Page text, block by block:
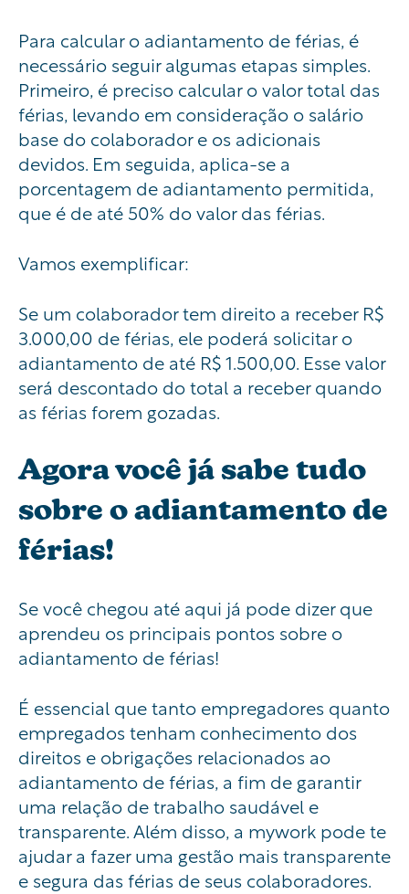
Para calcular o adiantamento de férias, é
necessário seguir algumas etapas simples.
Primeiro, é preciso calcular o valor total das
férias, levando em consideração o salário
base do colaborador e os adicionais
devidos. Em seguida, aplica-se a
porcentagem de adiantamento permitida,
que é de até 50% do valor das férias.
Vamos exemplificar:
Se um colaborador tem direito a receber R$
3.000,00 de férias, ele poderá solicitar o
adiantamento de até R$ 1.500,00. Esse valor
será descontado do total a receber quando
as férias forem gozadas.
Agora você já sabe tudo
sobre o adiantamento de
férias!
Se você chegou até aqui já pode dizer que
aprendeu os principais pontos sobre o
adiantamento de férias!
É essencial que tanto empregadores quanto
empregados tenham conhecimento dos
direitos e obrigações relacionados ao
adiantamento de férias, a fim de garantir
uma relação de trabalho saudável e
transparente. Além disso, a mywork pode te
ajudar a fazer uma gestão mais transparente
e segura das férias de seus colaboradores.